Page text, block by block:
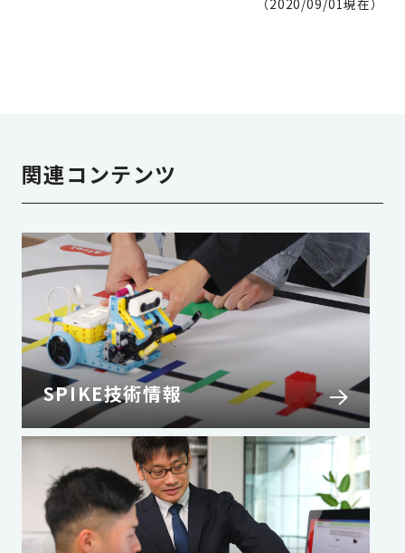
（2020/09/01現在）
関連コンテンツ
SPIKE技術情報